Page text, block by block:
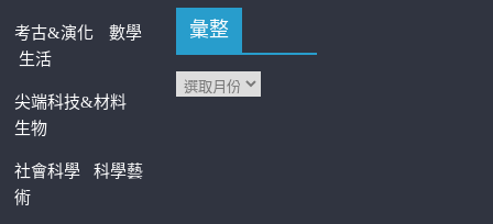
考古&演化
數學
生活
尖端科技&材料
生物
社會科學科學藝
術
彙整